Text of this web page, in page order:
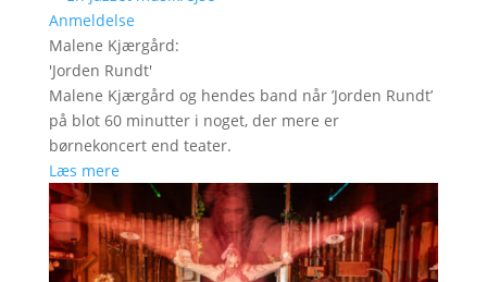
Anmeldelse
Malene Kjærgård:
'Jorden Rundt'
Malene Kjærgård og hendes band når ’Jorden Rundt’
på blot 60 minutter i noget, der mere er
børnekoncert end teater.
Læs mere